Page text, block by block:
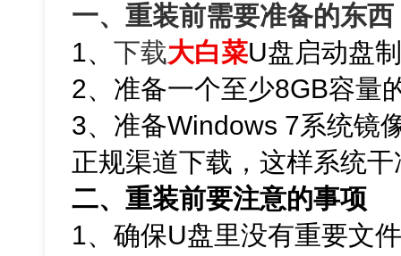
一、重装前需要准备的东西
1、下载大白菜U盘启动盘
2、准备一个至少8GB容量
3、准备Windows 7系统镜
正规渠道下载，这样系统
二、重装前要注意的事项
1、确保U盘里没有重要文